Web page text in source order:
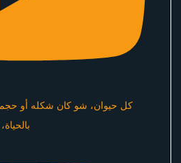
كل حيوان، شو كان شكله أو